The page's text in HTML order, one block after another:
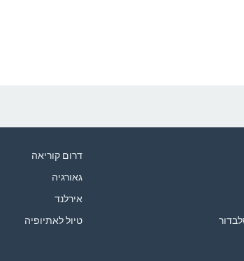
דרום קוריאה
גאורגיה
אירלנד
טיול לאתיופיה